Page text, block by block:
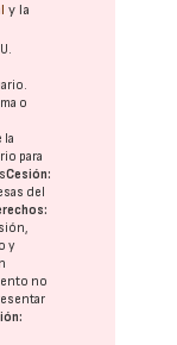
y la
o
la
para
Cesión:
del
y
no